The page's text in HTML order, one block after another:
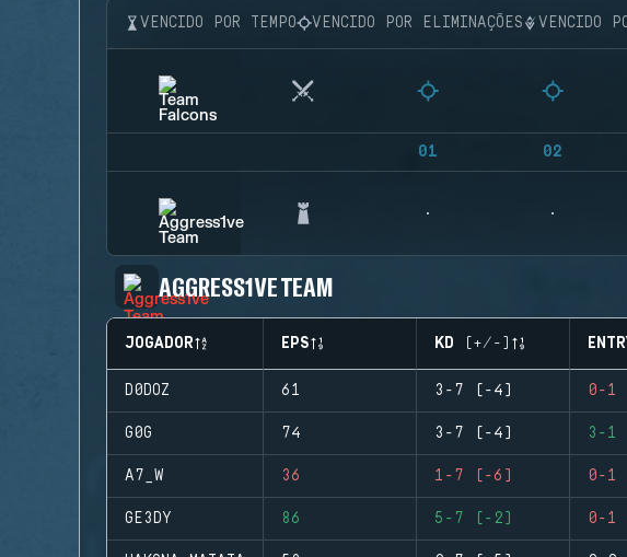
VENCIDO POR TEMPO VENCIDO POR ELIMINAÇÕES VENCIDO
01 02
AGGRESS1VE TEAM
JOGADOR EPS KD (+/-)
D0DOZ 61 3-7 (-4) 0-1
G0G 74 3-7 (-4) 3-1
A7_W 36 1-7 (-6) 0-1
GE3DY 86 5-7 (-2) 0-1